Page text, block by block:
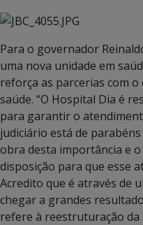
Para o governador
uma nova unidade em
reforça as parcerias com
saúde. “O Hospital Dia é
para garantir o
judiciário está de
obra desta importância e o
disposição para que esse
Acredito que é através de
chegar a grandes
refere à reestruturação da